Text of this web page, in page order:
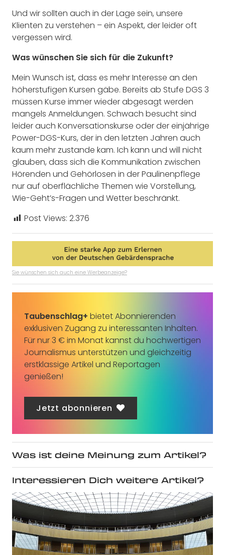
Und wir sollten auch in der Lage sein, unsere
Klienten zu verstehen – ein Aspekt, der leider oft
vergessen wird.
Was wünschen Sie sich für die Zukunft?
Mein Wunsch ist, dass es mehr Interesse an den
höherstufigen Kursen gäbe. Bereits ab Stufe DGS 3
müssen Kurse immer wieder abgesagt werden
mangels Anmeldungen. Schwach besucht sind
leider auch Konversationskurse oder der einjährige
Power-DGS-Kurs, der in den letzten Jahren auch
kaum mehr zustande kam. Ich kann und will nicht
glauben, dass sich die Kommunikation zwischen
Hörenden und Gehörlosen in der Paulinenpflege
nur auf oberflächliche Themen wie Vorstellung,
Wie-Geht’s-Fragen und Wetter beschränkt.
Post Views: 2.376
Sie wünschen sich auch eine Werbeanzeige?
Taubenschlag+ bietet Abonnierenden
exklusiven Zugang zu interessanten Inhalten.
Für nur 3 € im Monat kannst du hochwertigen
Journalismus unterstützen und gleichzeitig
erstklassige Artikel und Reportagen
genießen!
Jetzt abonnieren
Was ist deine Meinung zum Artikel?
Interessieren Dich weitere Artikel?